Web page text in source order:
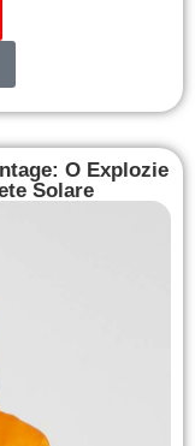
O Explozie
Solare